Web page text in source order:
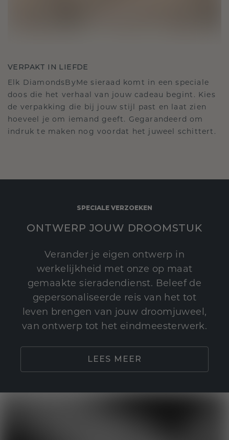
VERPAKT IN LIEFDE
Elk DiamondsByMe sieraad komt in een speciale
doos die het verhaal van jouw cadeau begint. Kies
de verpakking die bij jouw stijl past en laat zien
hoeveel je om iemand geeft. Gegarandeerd om
indruk te maken nog voordat het juweel schittert.
SPECIALE VERZOEKEN
ONTWERP JOUW DROOMSTUK
Verander je eigen ontwerp in
werkelijkheid met onze op maat
gemaakte sieradendienst. Beleef de
gepersonaliseerde reis van het tot
leven brengen van jouw droomjuweel,
van ontwerp tot het eindmeesterwerk.
LEES MEER